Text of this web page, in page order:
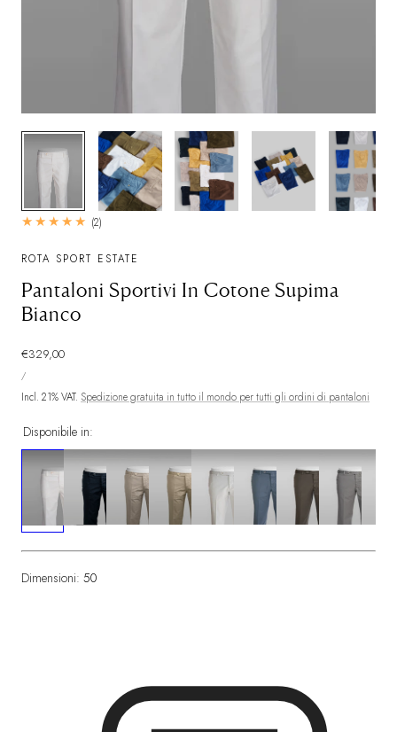
1/7
(2)2
totali
ROTA SPORT ESTATE
Pantaloni Sportivi In Cotone Supima
Bianco
Prezzo
normale
€329,00
UNITARIO
/PER
Incl. 21% VAT. Spedizione gratuita in tutto il mondo per tutti gli ordini di pantaloni
Disponibile in:
Dimensioni: 50